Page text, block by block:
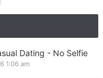
Dating - No Selfie
1:06 am